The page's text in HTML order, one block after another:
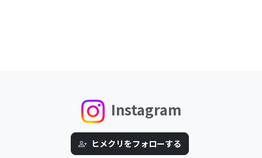
Instagram
ヒメクリをフォローする